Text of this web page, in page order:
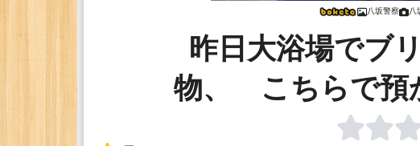
八坂警察 八
昨日大浴場でブ
物、 こちらで預